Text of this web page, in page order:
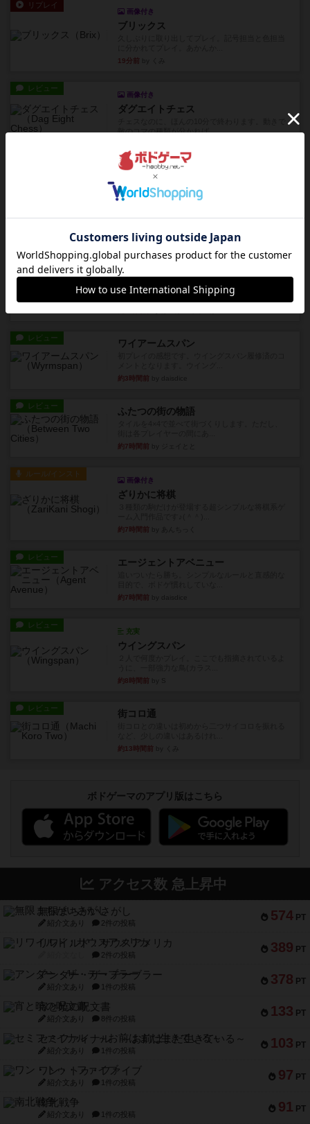
リプレイ
画像付き
ブリックス
19分前
レビュー
画像付き
ダグエイトチェス
敵のコマの種類が分かれば...
画像付き
宝石の煌き：デュエル 偽造者
レビュー
充実
クランク! ：冒険者たち（拡張）
クランク！のプレイヤーごとに能力の違うキャラ
クターを使用できるようにな...
レビュー ワイアームスパン
約3時間前
レビュー ふたつの街の物語
約7時間前
ルール/インスト
画像付き
ざりかに将棋
約7時間前
レビュー エージェントアベニュー
約7時間前
レビュー
充実
ウイングスパン
約8時間前
レビュー 街コロ通
約13時間前
ボドゲーマのアプリ版はこちら
アクセス数 急上昇中
574 PT
無限まちがいさがし
紹介文あり 2件の投稿
389 PT
リワイルド：サウスアメリカ
2件の投稿
378 PT
アンダー・ザ・テーブラー
紹介文あり 1件の投稿
133 PT
宵と暁の呪文書
紹介文あり 8件の投稿
103 PT
セミファイナル ～お前はまだ生きている～
紹介文あり 1件の投稿
97 PT
ワン・トゥ・ファイブ
紹介文あり 1件の投稿
91 PT
南北戦争
紹介文あり 1件の投稿